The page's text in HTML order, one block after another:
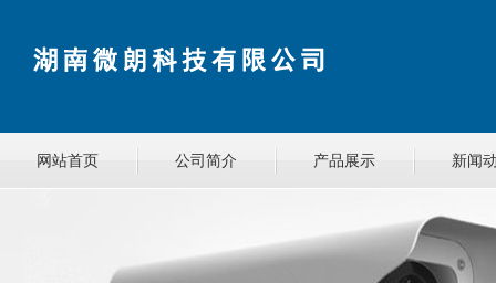
网站首页 公司简介 产品展示 新闻